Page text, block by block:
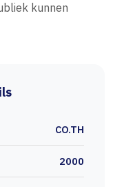
kunnen
CO.TH
2000